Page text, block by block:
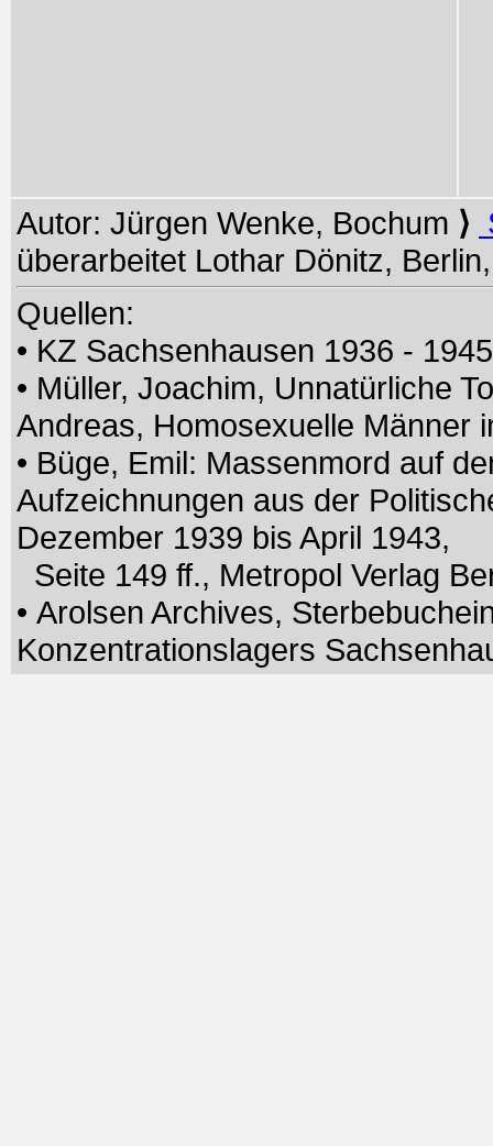
Autor: Jürgen Wenke, Bochum ⟩
überarbeitet Lothar Dönitz,
Quellen:
• KZ Sachsenhausen 1936 -
• Müller, Joachim, Unnatürliche
Andreas, Homosexuelle Männer
• Büge, Emil: Massenmord auf
Aufzeichnungen aus der
Dezember 1939 bis April 1943,
Seite 149 ff., Metropol Verlag
• Arolsen Archives,
Konzentrationslagers